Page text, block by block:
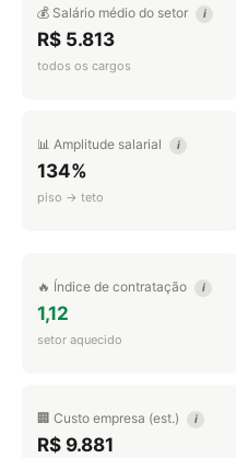
💰 Salário médio do setor i
R$ 5.813
todos os cargos
📊 Amplitude salarial i
134%
piso → teto
🔥 Índice de contratação i
1,12
setor aquecido
🏢 Custo empresa (est.) i
R$ 9.881